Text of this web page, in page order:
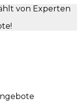
von Experten